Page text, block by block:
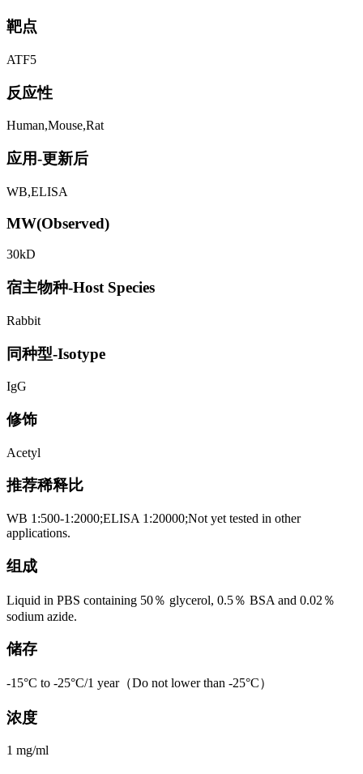
靶点
ATF5
反应性
Human,Mouse,Rat
应用-更新后
WB,ELISA
MW(Observed)
30kD
宿主物种-Host Species
Rabbit
同种型-Isotype
IgG
修饰
Acetyl
推荐稀释比
WB 1:500-1:2000;ELISA 1:20000;Not yet tested in other
applications.
组成
Liquid in PBS containing 50％ glycerol, 0.5％ BSA and 0.02％
sodium azide.
储存
-15°C to -25°C/1 year（Do not lower than -25°C）
浓度
1 mg/ml